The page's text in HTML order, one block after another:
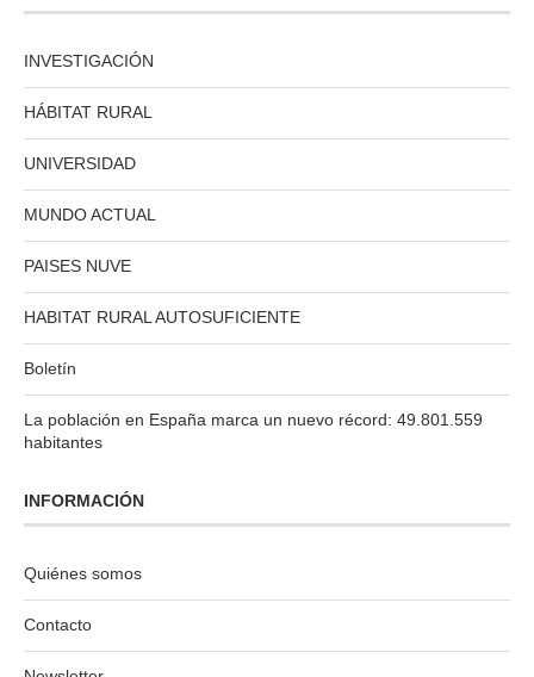
INVESTIGACIÓN
HÁBITAT RURAL
UNIVERSIDAD
MUNDO ACTUAL
PAISES NUVE
HABITAT RURAL AUTOSUFICIENTE
Boletín
La población en España marca un nuevo récord: 49.801.559
habitantes
INFORMACIÓN
Quiénes somos
Contacto